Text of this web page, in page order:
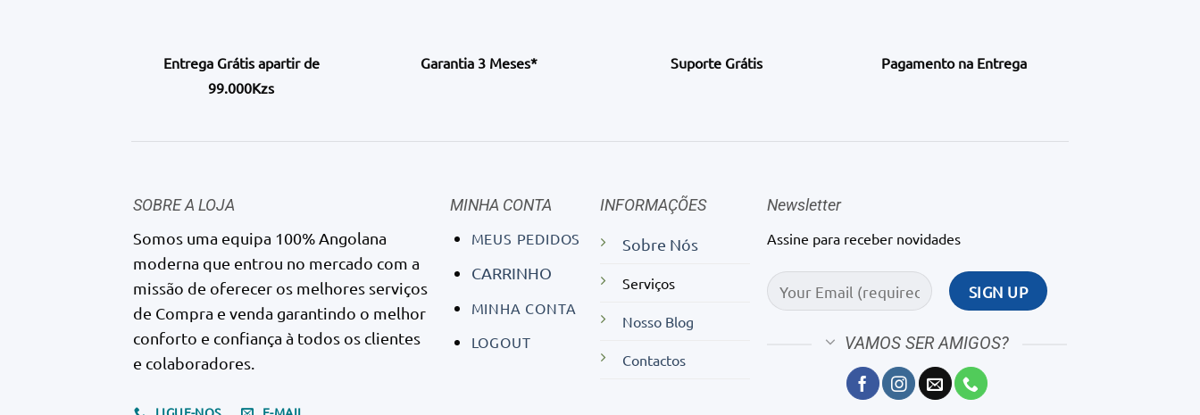
Entrega Grátis apartir de
99.000Kzs
Garantia 3 Meses* Suporte Grátis Pagamento na Entrega
SOBRE A LOJA
Somos uma equipa 100% Angolana
moderna que entrou no mercado com a
missão de oferecer os melhores serviços
de Compra e venda garantindo o melhor
conforto e confiança à todos os clientes
e colaboradores.
MINHA CONTA
MEUS PEDIDOS
CARRINHO
MINHA CONTA
LOGOUT
INFORMAÇÕES
Sobre Nós
Serviços
Nosso Blog
Contactos
Newsletter
Assine para receber novidades
VAMOS SER AMIGOS?